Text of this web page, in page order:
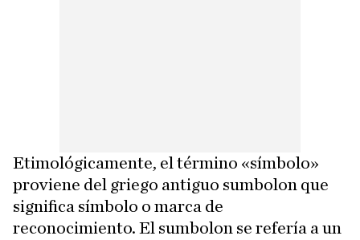
Etimológicamente, el término «símbolo»
proviene del griego antiguo sumbolon que
significa símbolo o marca de
reconocimiento. El sumbolon se refería a un